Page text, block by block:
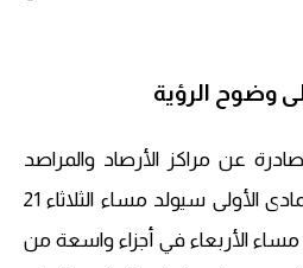
وضوح الرؤية
عن مراكز الأرصاد والمراصد
الإسلامية إلى أن هلال جمادى الأولى سيولد مساء الثلاثاء 21
مساء الأربعاء في أجزاء واسعة من